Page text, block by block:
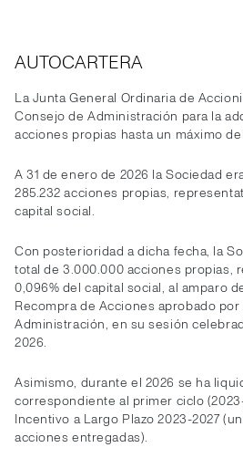
AUTOCARTERA
La Junta General Ordinaria de
Consejo de Administración para la
acciones propias hasta un máximo
A 31 de enero de 2026 la Sociedad
285.232 acciones propias,
capital social.
Con posterioridad a dicha fecha, la
total de 3.000.000 acciones propias,
0,096% del capital social, al amparo
Recompra de Acciones aprobado
Administración, en su sesión
2026.
Asimismo, durante el 2026 se ha
correspondiente al primer ciclo
Incentivo a Largo Plazo 2023-2027
acciones entregadas).